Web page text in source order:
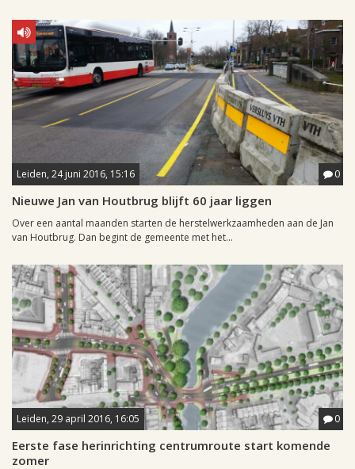
Leiden, 24 juni 2016, 15:16 0
Nieuwe Jan van Houtbrug blijft 60 jaar liggen
Over een aantal maanden starten de herstelwerkzaamheden aan de Jan
van Houtbrug. Dan begint de gemeente met het...
Leiden, 29 april 2016, 16:05 0
Eerste fase herinrichting centrumroute start komende
zomer